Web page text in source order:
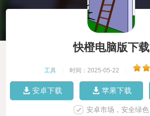
快橙电脑版下载
工具 时间：2025-05-22
安卓下载 苹果下载
安卓市场，安全绿色